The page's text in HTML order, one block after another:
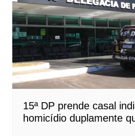
15ª DP prende casal
homicídio duplamente